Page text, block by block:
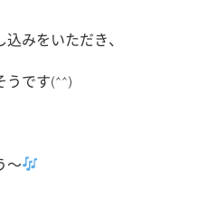
みをいただき、
うです(^^)
〜